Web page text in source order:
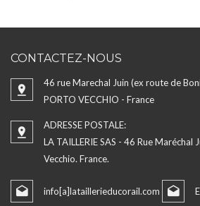
CONTACTEZ-NOUS
46 rue Marechal Juin (ex route de
PORTO VECCHIO - France
ADRESSE POSTALE:
LA TAILLERIE SAS - 46 Rue
Vecchio. France.
info[a]lataillerieducorail.com